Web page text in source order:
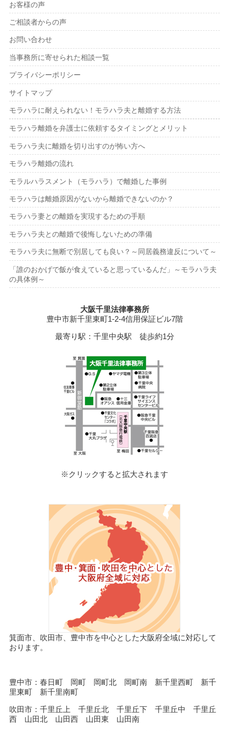
お客様の声
ご相談者からの声
お問い合わせ
当事務所に寄せられた相談一覧
プライバシーポリシー
サイトマップ
モラハラに耐えられない！モラハラ夫と離婚する方法
モラハラ離婚を弁護士に依頼するタイミングとメリット
モラハラ夫に離婚を切り出すのが怖い方へ
モラハラ離婚の流れ
モラルハラスメント（モラハラ）で離婚した事例
モラハラは離婚原因がないから離婚できないのか？
モラハラ妻との離婚を実現するための手順
モラハラ夫との離婚で後悔しないための準備
モラハラ夫に無断で別居しても良い？～同居義務違反について～
「誰のおかげで飯が食えていると思っているんだ」～モラハラ夫
の具体例～
大阪千里法律事務所
豊中市新千里東町1-2-4信用保証ビル7階
最寄り駅：千里中央駅 徒歩約1分
※クリックすると拡大されます
箕面市、吹田市、豊中市を中心とした大阪府全域に対応して
おります。
豊中市：春日町 岡町 岡町北 岡町南 新千里西町 新千
里東町 新千里南町
吹田市：千里丘上 千里丘北 千里丘下 千里丘中 千里丘
西 山田北 山田西 山田東 山田南